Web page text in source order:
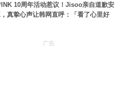
10周年活动惹议！Jisoo亲自道歉安
真挚心声让韩网直呼：「看了心里好
广告